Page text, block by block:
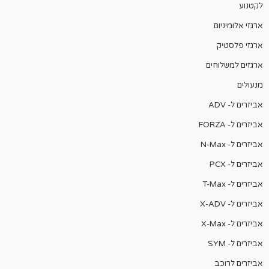
לקטנוע
ארגזי אלומיניום
ארגזי פלסטיק
ארגזים למשלוחים
מנעולים
אביזרים ל- ADV
אביזרים ל- FORZA
אביזרים ל- N-Max
אביזרים ל- PCX
אביזרים ל- T-Max
אביזרים ל- X-ADV
אביזרים ל- X-Max
אביזרים ל- SYM
אביזרים לרוכב